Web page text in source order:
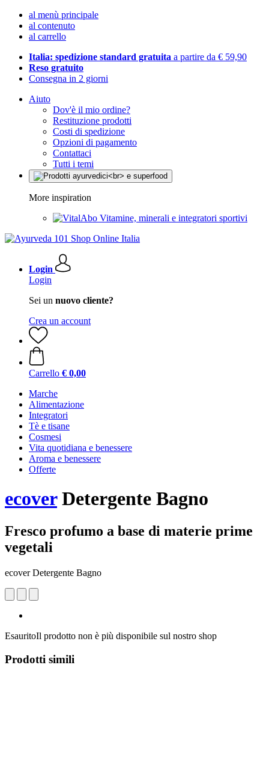
al menù principale
al contenuto
al carrello
Italia: spedizione standard gratuita a partire da € 59,90
Reso gratuito
Consegna in 2 giorni
Aiuto
Dov'è il mio ordine?
Restituzione prodotti
Costi di spedizione
Opzioni di pagamento
Contattaci
Tutti i temi
More inspiration
Vitamine, minerali e integratori sportivi
Login
Login
Sei un nuovo cliente?
Crea un account
Carrello € 0,00
Marche
Alimentazione
Integratori
Tè e tisane
Cosmesi
Vita quotidiana e benessere
Aroma e benessere
Offerte
ecoverDetergente Bagno
Fresco profumo a base di materie prime
vegetali
ecover Detergente Bagno
EsauritoIl prodotto non è più disponibile sul nostro shop
Prodotti simili